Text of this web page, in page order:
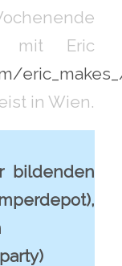
mit Eric
in Wien.
bildenden